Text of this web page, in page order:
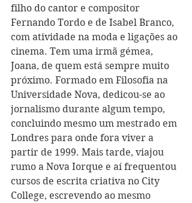
filho do cantor e compositor
Fernando Tordo e de Isabel Branco,
com atividade na moda e ligações ao
cinema. Tem uma irmã gémea,
Joana, de quem está sempre muito
próximo. Formado em Filosofia na
Universidade Nova, dedicou-se ao
jornalismo durante algum tempo,
concluindo mesmo um mestrado em
Londres para onde fora viver a
partir de 1999. Mais tarde, viajou
rumo a Nova Iorque e aí frequentou
cursos de escrita criativa no City
College, escrevendo ao mesmo